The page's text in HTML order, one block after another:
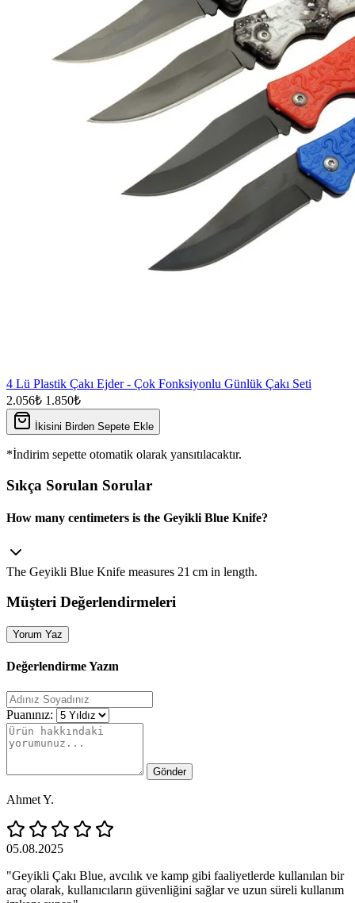
4 Lü Plastik Çakı Ejder - Çok Fonksiyonlu Günlük Çakı Seti
2.056₺ 1.850₺
İkisini Birden Sepete Ekle
*İndirim sepette otomatik olarak yansıtılacaktır.
Sıkça Sorulan Sorular
How many centimeters is the Geyikli Blue Knife?
The Geyikli Blue Knife measures 21 cm in length.
Müşteri Değerlendirmeleri
Yorum Yaz
Değerlendirme Yazın
Puanınız:
Gönder
Ahmet Y.
05.08.2025
"Geyikli Çakı Blue, avcılık ve kamp gibi faaliyetlerde kullanılan bir
araç olarak, kullanıcıların güvenliğini sağlar ve uzun süreli kullanım